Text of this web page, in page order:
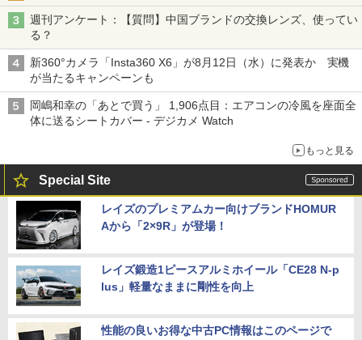
週刊アンケート：【質問】中国ブランドの交換レンズ、使ってい
る？
新360°カメラ「Insta360 X6」が8月12日（水）に発表か 実機
が当たるキャンペーンも
岡嶋和幸の「あとで買う」 1,906点目：エアコンの冷風を座面全
体に送るシートカバー - デジカメ Watch
もっと見る
Special Site
レイズのプレミアムカー向けブランドHOMUR
Aから「2×9R」が登場！
レイズ鍛造1ピースアルミホイール「CE28 N-p
lus」軽量なままに剛性を向上
性能の良いお得な中古PC情報はこのページで